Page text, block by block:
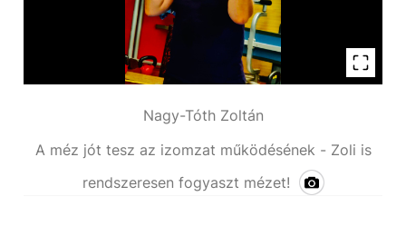
Nagy-Tóth Zoltán
A méz jót tesz az izomzat működésének - Zoli is
rendszeresen fogyaszt mézet!